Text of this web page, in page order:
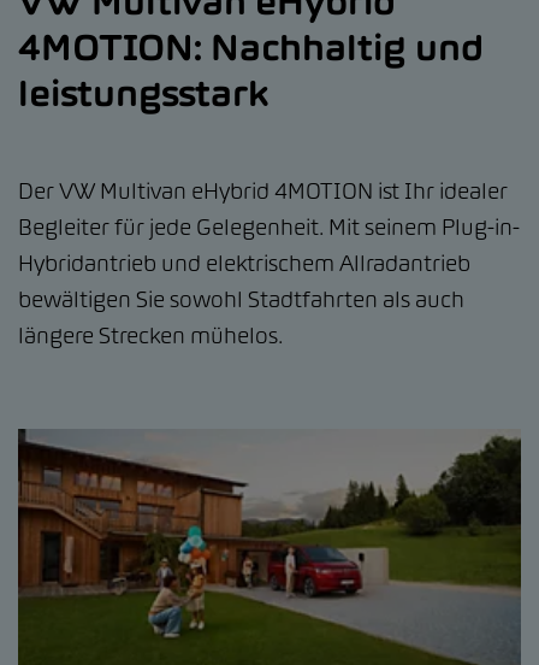
4MOTION: Nachhaltig und
leistungsstark
Der VW Multivan eHybrid 4MOTION ist Ihr idealer
Begleiter für jede Gelegenheit. Mit seinem Plug-in-
Hybridantrieb und elektrischem Allradantrieb
bewältigen Sie sowohl Stadtfahrten als auch
längere Strecken mühelos.